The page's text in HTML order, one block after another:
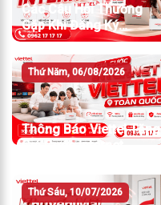
Các Câu Hỏi Thường
Gặp Khi Đăng Ký
Internet Viettel
Thứ Năm, 06/08/2026
Thông Báo Viettel Tăng
Giá Cước Internet
Thứ Sáu, 10/07/2026